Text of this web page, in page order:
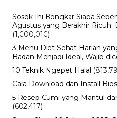
Sosok Ini Bongkar Siapa
Agustus yang Berakhir Ricuh:
(1,000,010)
3 Menu Diet Sehat Harian
Badan Menjadi Ideal, Wajib
10 Teknik Ngepet Halal
Cara Download dan Install
5 Resep Cumi yang Mantul
(602,417)